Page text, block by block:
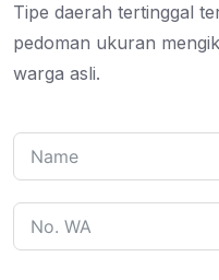
Tipe daerah tertinggal
pedoman ukuran
warga asli.